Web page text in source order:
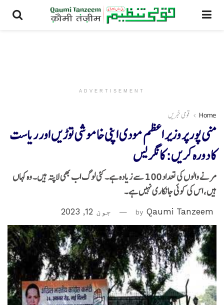
ADVERTISEMENT
Home قومی خبریں
منی پور پر وزیر اعظم مودی اپنی خاموشی توڑیں اور ریاست
کا دورہ کریں: کانگریس
مرنے والوں کی تعداد 100 سے زیادہ ہے۔ کئی لوگ اب بھی لاپتہ ہیں۔ وہ کہاں
ہیں، اس کی کوئی جانکاری نہیں ہے۔
by Qaumi Tanzeem جون 12, 2023